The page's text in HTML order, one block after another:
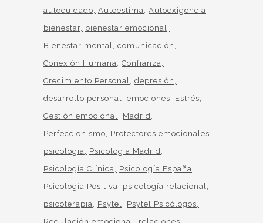
autocuidado Autoestima
Autoexigencia
bienestar bienestar emocional
Bienestar mental
comunicación
Conexión Humana
Confianza
Crecimiento Personal
depresión
desarrollo personal
emociones
Estrés
Gestión emocional
Madrid
Perfeccionismo
Protectores emocionales.
psicologia
Psicologia Madrid
Psicología Clínica
Psicología España
Psicología Positiva
psicología relacional
psicoterapia
Psytel
Psytel Psicólogos